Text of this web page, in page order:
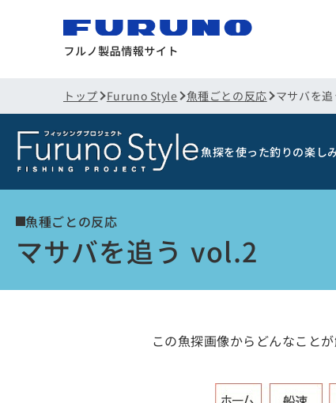
トップ Furuno Style 魚種ごとの反応 マサバを
魚探を使った釣りの楽し
魚種ごとの反応
マサバを追う vol.2
この魚探画像からどんなこと